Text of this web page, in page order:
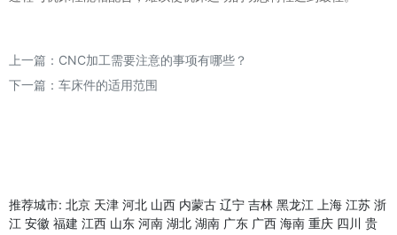
上一篇： CNC加工需要注意的事项有哪些？
下一篇： 车床件的适用范围
推荐城市: 北京 天津 河北 山西 内蒙古 辽宁 吉林 黑龙江 上海 江苏 浙
江 安徽 福建 江西 山东 河南 湖北 湖南 广东 广西 海南 重庆 四川 贵